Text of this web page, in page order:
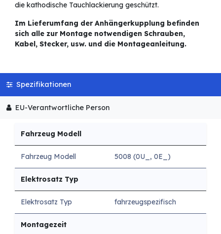
die kathodische Tauchlackierung geschützt.
Im Lieferumfang der Anhängerkupplung befinden
sich alle zur Montage notwendigen Schrauben,
Kabel, Stecker, usw. und die Montageanleitung.
Spezifikationen
EU-Verantwortliche Person
Fahrzeug Modell
Fahrzeug Modell 5008 (0U_, 0E_)
Elektrosatz Typ
Elektrosatz Typ fahrzeugspezifisch
Montagezeit